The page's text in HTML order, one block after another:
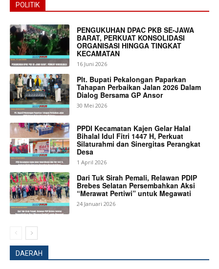
POLITIK
PENGUKUHAN DPAC PKB SE-JAWA
BARAT, PERKUAT KONSOLIDASI
ORGANISASI HINGGA TINGKAT
KECAMATAN
16 Juni 2026
Plt. Bupati Pekalongan Paparkan
Tahapan Perbaikan Jalan 2026 Dalam
Dialog Bersama GP Ansor
30 Mei 2026
PPDI Kecamatan Kajen Gelar Halal
Bihalal Idul Fitri 1447 H, Perkuat
Silaturahmi dan Sinergitas Perangkat
Desa
1 April 2026
Dari Tuk Sirah Pemali, Relawan PDIP
Brebes Selatan Persembahkan Aksi
“Merawat Pertiwi” untuk Megawati
24 Januari 2026
DAERAH